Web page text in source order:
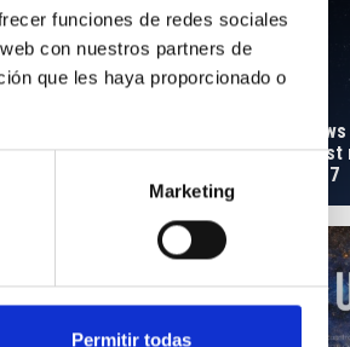
funciones de redes sociales
con nuestros partners de
que les haya proporcionado o
Marketing
Permitir todas
brightest nova inside the
most
2017